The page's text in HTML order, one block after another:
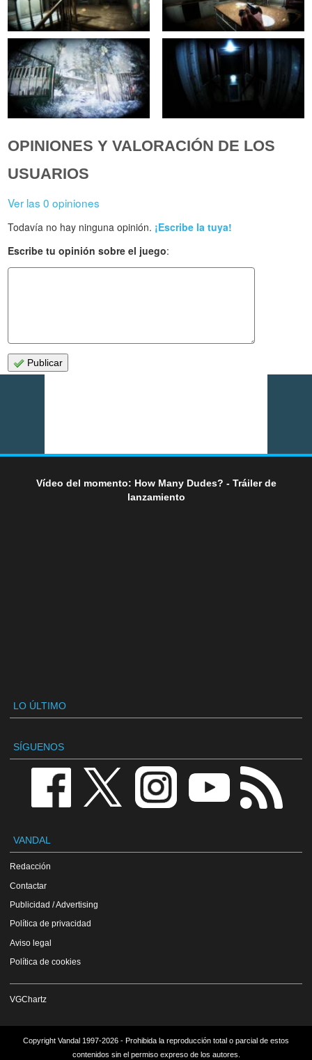
OPINIONES Y VALORACIÓN DE LOS
USUARIOS
Ver las 0 opiniones
Todavía no hay ninguna opinión. ¡Escribe la tuya!
Escribe tu opinión sobre el juego:
Publicar
Vídeo del momento: How Many Dudes? - Tráiler de
lanzamiento
LO ÚLTIMO
SÍGUENOS
VANDAL
Redacción
Contactar
Publicidad / Advertising
Política de privacidad
Aviso legal
Política de cookies
VGChartz
Copyright Vandal 1997-2026 - Prohibida la reproducción total o parcial de estos
contenidos sin el permiso expreso de los autores.